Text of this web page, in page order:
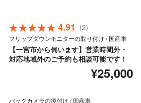
4.91 (2)
フリップダウンモニターの取り付け / 国産車
【一宮市から伺います】営業時間外・
対応地域外のご予約も相談可能です！
¥25,000
バックカメラの後付け / 国産車